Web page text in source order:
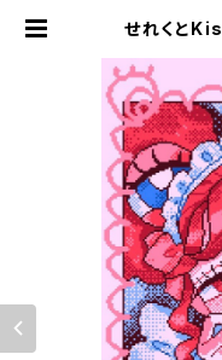
せれくと